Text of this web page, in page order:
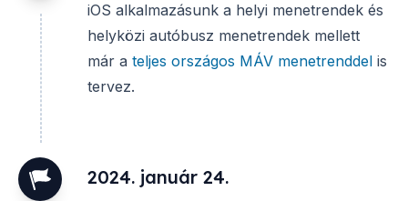
iOS alkalmazásunk a helyi menetrendek és
helyközi autóbusz menetrendek mellett
már a teljes országos MÁV menetrenddel is
tervez.
2024. január 24.